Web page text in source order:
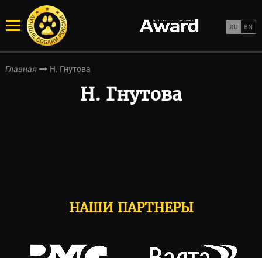
Главная Н. Гнутова
Н. Гнутова
НАШИ ПАРТНЕРЫ